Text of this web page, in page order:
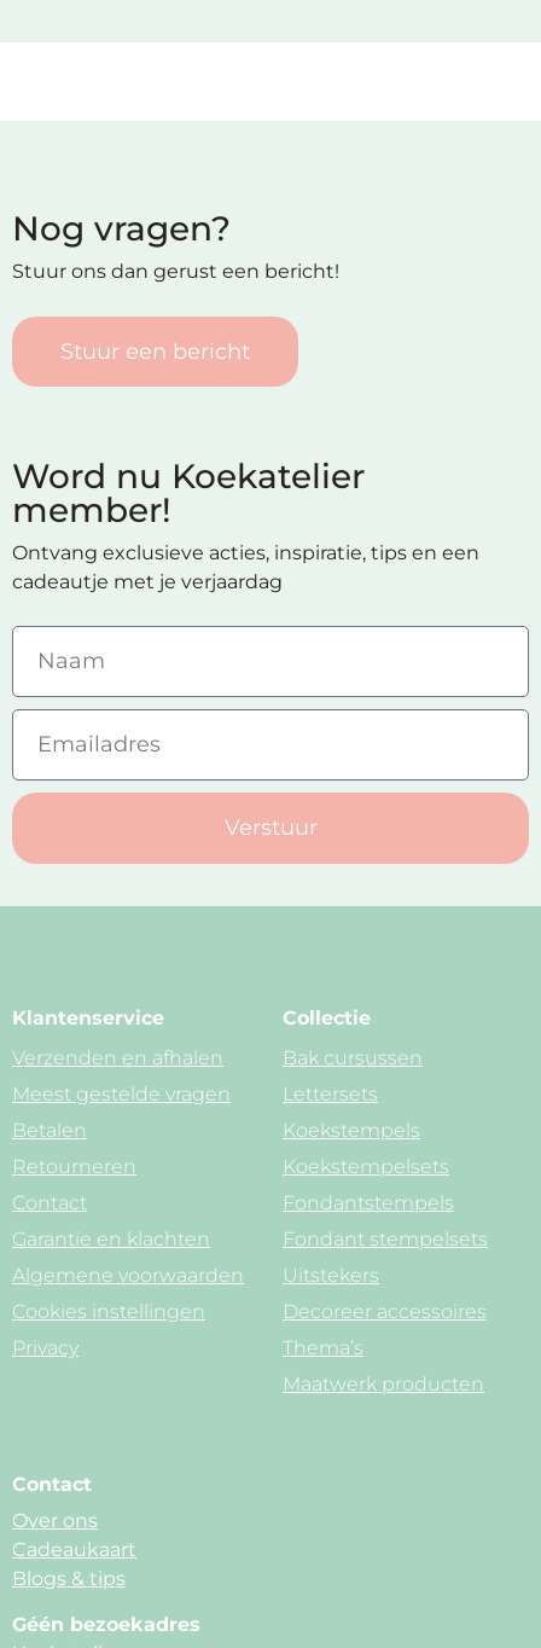
Nog vragen?
Stuur ons dan gerust een bericht!
Stuur een bericht
Word nu Koekatelier
member!
Ontvang exclusieve acties, inspiratie, tips en een
cadeautje met je verjaardag
Verstuur
Klantenservice
Verzenden en afhalen
Meest gestelde vragen
Betalen
Retourneren
Contact
Garantie en klachten
Algemene voorwaarden
Cookies instellingen
Privacy
Collectie
Bak cursussen
Lettersets
Koekstempels
Koekstempelsets
Fondantstempels
Fondant stempelsets
Uitstekers
Decoreer accessoires
Thema’s
Maatwerk producten
Contact
Over ons
Cadeaukaart
Blogs & tips
Géén bezoekadres